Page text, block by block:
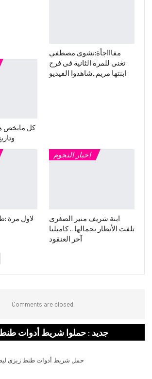
كل مايخص
مفاااجأة:نشوى مصطفي
تغنى للمرة الثانية فى فرح
ابنتها مريم..شاهدوا الفيديو
لاول مرة
اخبار النجوم
ابنة شريف منير الصغرى
تلفت الأنظار بجمالها .. كاميليا
آخر العنقود
Comments are closed.
جديد : حملوا شريط أدوات